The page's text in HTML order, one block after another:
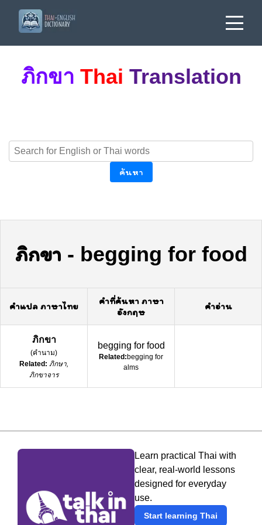
ภิกขา Thai Translation
ค้นหา
ภิกขา - begging for food
คำแปล ภาษาไทย
คำที่ค้นหา ภาษา
อังกฤษ
คำอ่าน
ภิกขา
(คำนาม)
Related: ภิกษา,
ภิกขาจาร
begging for food
Related:begging for
alms
Learn practical Thai with
clear, real-world lessons
designed for everyday
use.
Start learning Thai